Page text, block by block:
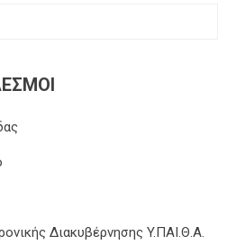
Διακυβέρνησης Y.ΠΑΙ.Θ.Α.